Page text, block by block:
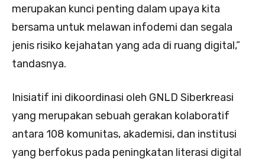
merupakan kunci penting dalam upaya kita
bersama untuk melawan infodemi dan segala
jenis risiko kejahatan yang ada di ruang digital,”
tandasnya.
Inisiatif ini dikoordinasi oleh GNLD Siberkreasi
yang merupakan sebuah gerakan kolaboratif
antara 108 komunitas, akademisi, dan institusi
yang berfokus pada peningkatan literasi digital